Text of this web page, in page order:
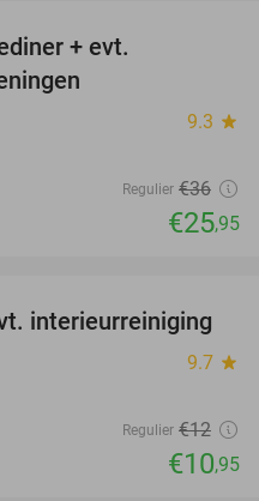
+ evt.
9.3 star
Regulier €36
€25,95
9%
interieurreiniging
9.7 star
Regulier €12
€10,95